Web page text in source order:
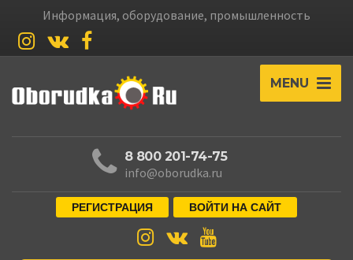
Информация, оборудование, промышленность
MENU
8 800 201-74-75
info@oborudka.ru
РЕГИСТРАЦИЯ ВОЙТИ НА САЙТ